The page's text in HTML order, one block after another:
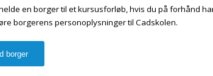
en borger til et kursusforløb, hvis du på forhånd
borgerens personoplysninger til Cadskolen.
borger